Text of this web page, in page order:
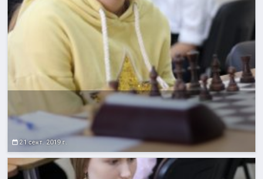
21 сент. 2019 г.